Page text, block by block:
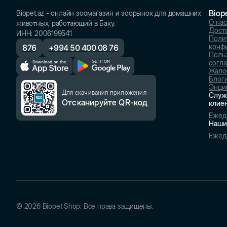
Biopet.az - онлайн зоомагазин и зоорынок для домашних
животных, работающий в Баку.
ИНН: 2006199541
876 +994 50 400 08 76
Для скачивания приложения
Отсканируйте QR-код
О нас
© 2026Biopet Shop. Все права защищены.